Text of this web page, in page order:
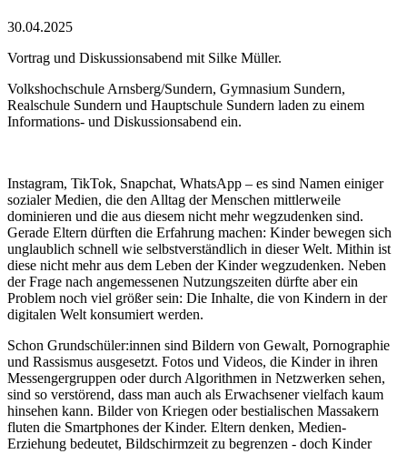
30.04.2025
Vortrag und Diskussionsabend mit Silke Müller.
Volkshochschule Arnsberg/Sundern, Gymnasium Sundern,
Realschule Sundern und Hauptschule Sundern laden zu einem
Informations- und Diskussionsabend ein.
Instagram, TikTok, Snapchat, WhatsApp – es sind Namen einiger
sozialer Medien, die den Alltag der Menschen mittlerweile
dominieren und die aus diesem nicht mehr wegzudenken sind.
Gerade Eltern dürften die Erfahrung machen: Kinder bewegen sich
unglaublich schnell wie selbstverständlich in dieser Welt. Mithin ist
diese nicht mehr aus dem Leben der Kinder wegzudenken. Neben
der Frage nach angemessenen Nutzungszeiten dürfte aber ein
Problem noch viel größer sein: Die Inhalte, die von Kindern in der
digitalen Welt konsumiert werden.
Schon Grundschüler:innen sind Bildern von Gewalt, Pornographie
und Rassismus ausgesetzt. Fotos und Videos, die Kinder in ihren
Messengergruppen oder durch Algorithmen in Netzwerken sehen,
sind so verstörend, dass man auch als Erwachsener vielfach kaum
hinsehen kann. Bilder von Kriegen oder bestialischen Massakern
fluten die Smartphones der Kinder. Eltern denken, Medien-
Erziehung bedeutet, Bildschirmzeit zu begrenzen - doch Kinder